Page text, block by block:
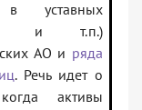
в уставных
и т.п.)
АО и ряда
. Речь идет о
активы